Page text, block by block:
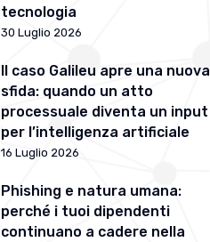
tecnologia
30 Luglio 2026
Il caso Galileu apre una nuova
sfida: quando un atto
processuale diventa un input
per l’intelligenza artificiale
16 Luglio 2026
Phishing e natura umana:
perché i tuoi dipendenti
continuano a cadere nella